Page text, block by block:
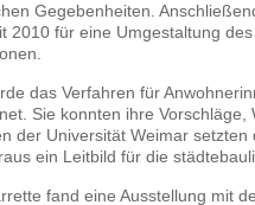
Gegebenheiten.
2010 für eine Umgestaltung
das Verfahren für
Sie konnten ihre
der Universität Weimar
ein Leitbild für die
fand eine Ausstellung mit